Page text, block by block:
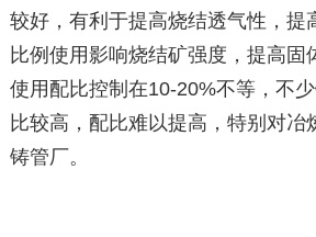
较好，有利于提高烧结透气性，提
比例使用影响烧结矿强度，提高固
使用配比控制在10-20%不等，不
比较高，配比难以提高，特别对冶
铸管厂。